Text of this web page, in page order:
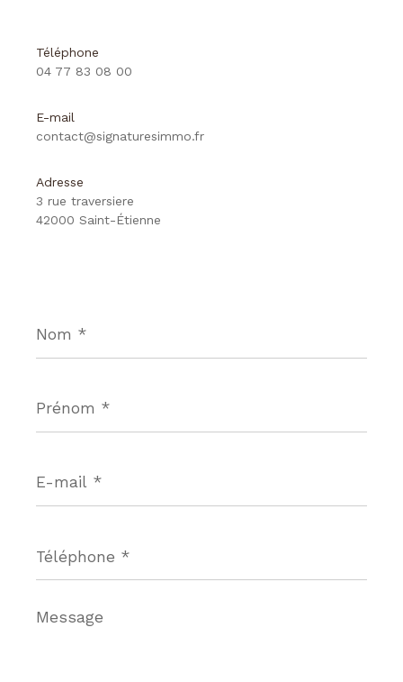
Téléphone
04 77 83 08 00
E-mail
contact@signaturesimmo.fr
Adresse
3 rue traversiere
42000 Saint-Étienne
*
*
mail
*
*
Message
*